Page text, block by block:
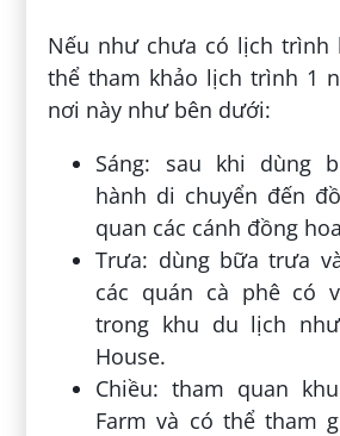
Nếu như chưa có lịch trình
thể tham khảo lịch trình 1
nơi này như bên dưới:
Sáng: sau khi dùng
hành di chuyển đến
quan các cánh đồng
Trưa: dùng bữa trưa
các quán cà phê có
trong khu du lịch
House.
Chiều: tham quan
Farm và có thể tham